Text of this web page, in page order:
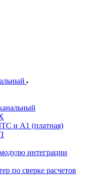
и А1 (платная)
интеграции
по сверке расчетов